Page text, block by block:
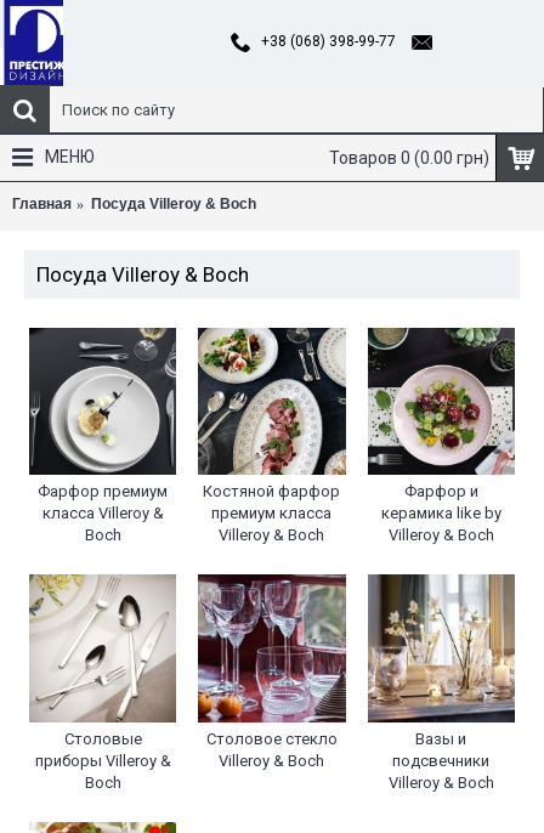
+38 (068) 398-99-77
Товаров 0 (0.00 грн)
МЕНЮ
Главная Посуда Villeroy & Boch
Посуда Villeroy & Boch
Фарфор премиум
класса Villeroy &
Boch
Костяной фарфор
премиум класса
Villeroy & Boch
Фарфор и
керамика like by
Villeroy & Boch
Столовые
приборы Villeroy &
Boch
Столовое стекло
Villeroy & Boch
Вазы и
подсвечники
Villeroy & Boch